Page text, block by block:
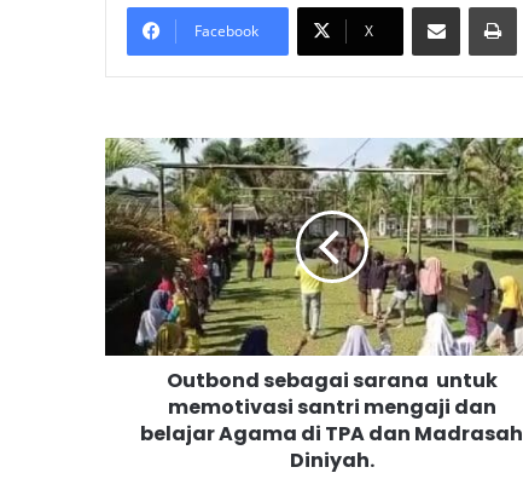
Facebook X
O
u
t
b
o
n
d
e
Outbond sebagai sarana untuk
memotivasi santri mengaji dan
belajar Agama di TPA dan Madrasah
Diniyah.